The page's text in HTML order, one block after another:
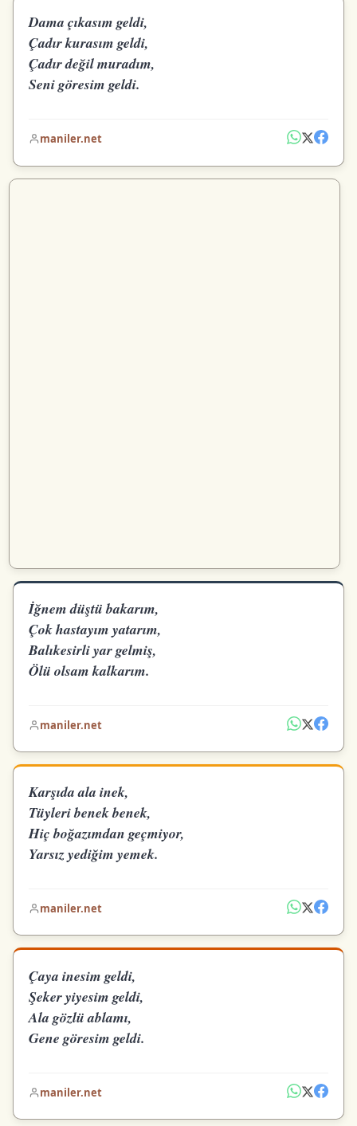
Dama çıkasım geldi,
Çadır kurasım geldi,
Çadır değil muradım,
Seni göresim geldi.
maniler.net
İğnem düştü bakarım,
Çok hastayım yatarım,
Balıkesirli yar gelmiş,
Ölü olsam kalkarım.
maniler.net
Karşıda ala inek,
Tüyleri benek benek,
Hiç boğazımdan geçmiyor,
Yarsız yediğim yemek.
maniler.net
Çaya inesim geldi,
Şeker yiyesim geldi,
Ala gözlü ablamı,
Gene göresim geldi.
maniler.net